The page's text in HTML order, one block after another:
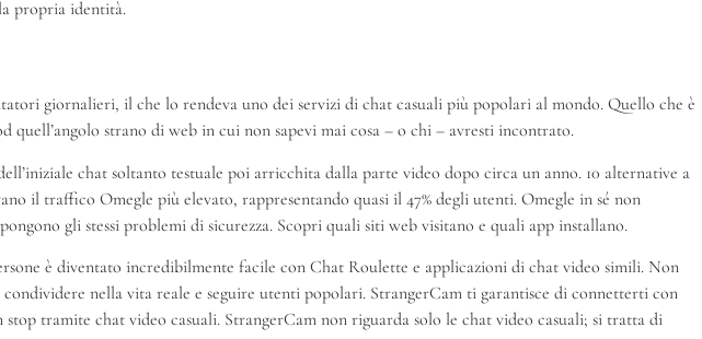
propria identità.
giornalieri, il che lo rendeva uno dei servizi di chat casuali più popolari al mondo. Quello che è
strano di web in cui non sapevi mai cosa – o chi – avresti incontrato.
chat soltanto testuale poi arricchita dalla parte video dopo circa un anno. 10 alternative a
il traffico Omegle più elevato, rappresentando quasi il 47% degli utenti. Omegle in sé non
gli stessi problemi di sicurezza. Scopri quali siti web visitano e quali app installano.
è diventato incredibilmente facile con Chat Roulette e applicazioni di chat video simili. Non
nella vita reale e seguire utenti popolari. StrangerCam ti garantisce di connetterti con
tramite chat video casuali. StrangerCam non riguarda solo le chat video casuali; si tratta di